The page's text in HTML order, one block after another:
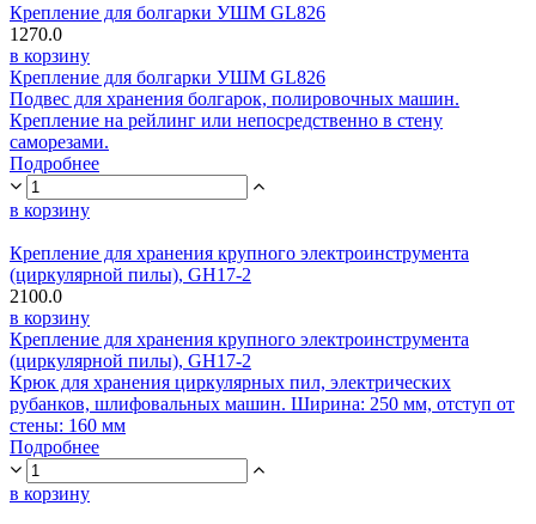
Крепление для болгарки УШМ GL826
1270.0
в корзину
Крепление для болгарки УШМ GL826
Подвес для хранения болгарок, полировочных машин.
Крепление на рейлинг или непосредственно в стену
саморезами.
Подробнее
в корзину
Крепление для хранения крупного электроинструмента
(циркулярной пилы), GH17-2
2100.0
в корзину
Крепление для хранения крупного электроинструмента
(циркулярной пилы), GH17-2
Крюк для хранения циркулярных пил, электрических
рубанков, шлифовальных машин. Ширина: 250 мм, отступ от
стены: 160 мм
Подробнее
в корзину